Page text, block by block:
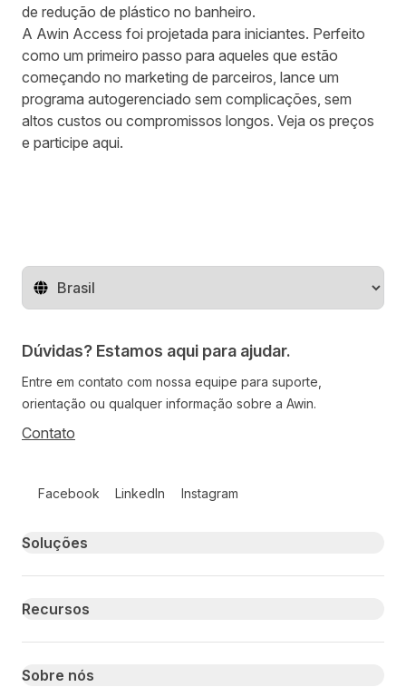
de redução de plástico no banheiro.
A Awin Access foi projetada para iniciantes. Perfeito
como um primeiro passo para aqueles que estão
começando no marketing de parceiros, lance um
programa autogerenciado sem complicações, sem
altos custos ou compromissos longos. Veja os preços
e participe aqui.
Mude o território
Dúvidas? Estamos aqui para ajudar.
Entre em contato com nossa equipe para suporte,
orientação ou qualquer informação sobre a Awin.
Contato
Facebook LinkedIn Instagram
Primary footer navigation
Soluções
Recursos
Sobre nós